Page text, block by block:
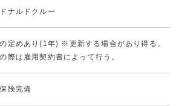
ナルドクルー
定めあり(1年) ※更新する場合があり得る。
際は雇用契約書によって行う。
険完備